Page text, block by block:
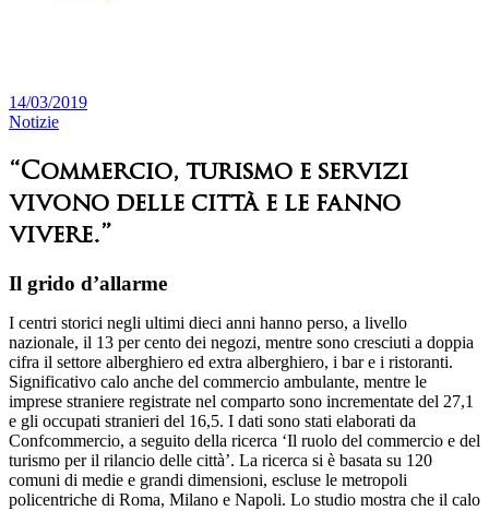
14/03/2019
Notizie
“Commercio, turismo e servizi
vivono delle città e le fanno
vivere.”
Il grido d’allarme
I centri storici negli ultimi dieci anni hanno perso, a livello
nazionale, il 13 per cento dei negozi, mentre sono cresciuti a doppia
cifra il settore alberghiero ed extra alberghiero, i bar e i ristoranti.
Significativo calo anche del commercio ambulante, mentre le
imprese straniere registrate nel comparto sono incrementate del 27,1
e gli occupati stranieri del 16,5. I dati sono stati elaborati da
Confcommercio, a seguito della ricerca ‘Il ruolo del commercio e del
turismo per il rilancio delle città’. La ricerca si è basata su 120
comuni di medie e grandi dimensioni, escluse le metropoli
policentriche di Roma, Milano e Napoli. Lo studio mostra che il calo